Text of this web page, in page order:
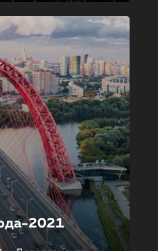
2021